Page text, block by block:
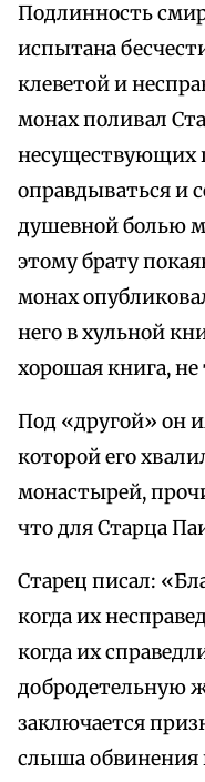
Подлинность
испытана
клеветой и
монах поливал
несуществующих
оправдываться и
душевной болью
этому брату
монах
него в хульной
хорошая книга, не
Под «другой» он
которой его
монастырей,
что для Старца
Старец писал:
когда их
когда их
добродетельную
заключается
слыша обвинения